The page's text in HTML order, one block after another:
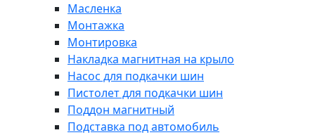
Масленка
Монтажка
Монтировка
Накладка магнитная на крыло
Насос для подкачки шин
Пистолет для подкачки шин
Поддон магнитный
Подставка под автомобиль